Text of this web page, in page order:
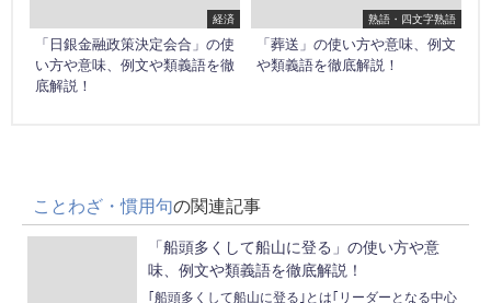
経済
「日銀金融政策決定会合」の使
い方や意味、例文や類義語を徹
底解説！
熟語・四文字熟語
「葬送」の使い方や意味、例文
や類義語を徹底解説！
ことわざ・慣用句の関連記事
「船頭多くして船山に登る」の使い方や意
味、例文や類義語を徹底解説！
｢船頭多くして船山に登る｣とは｢リーダーとなる中心